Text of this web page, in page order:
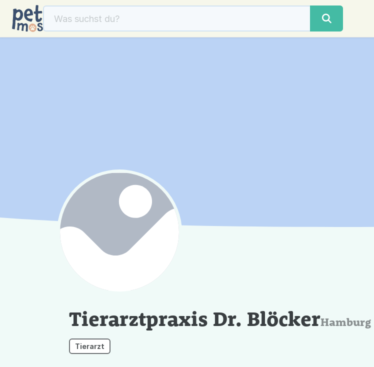
Tierarztpraxis Dr. BlöckerHamburg
Tierarzt